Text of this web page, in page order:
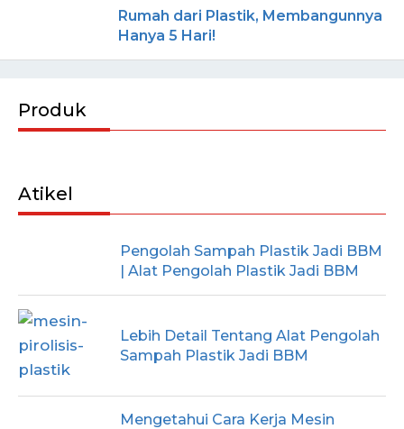
Rumah dari Plastik, Membangunnya
Hanya 5 Hari!
Produk
Atikel
Pengolah Sampah Plastik Jadi BBM
| Alat Pengolah Plastik Jadi BBM
Lebih Detail Tentang Alat Pengolah
Sampah Plastik Jadi BBM
Mengetahui Cara Kerja Mesin